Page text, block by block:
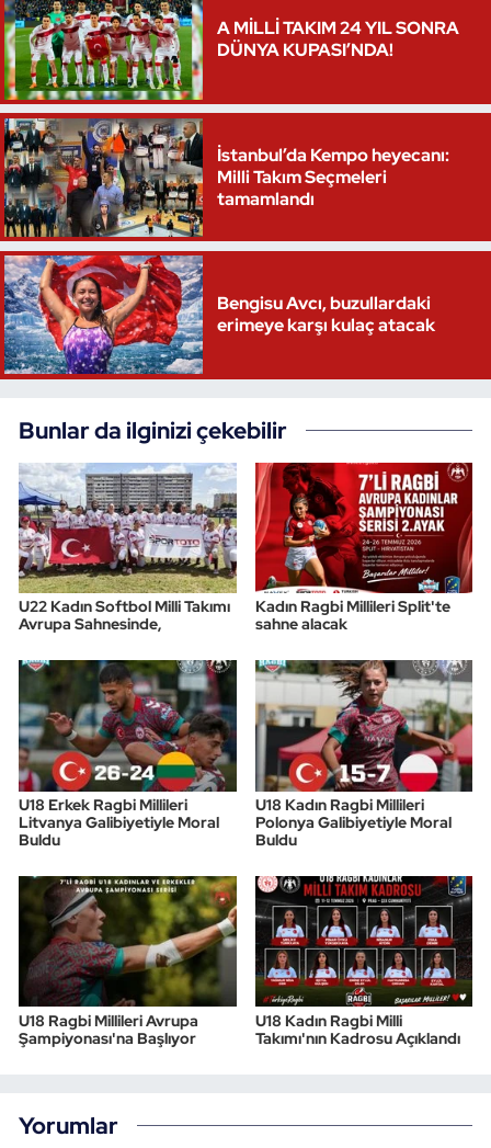
A MİLLİ TAKIM 24 YIL SONRA
DÜNYA KUPASI’NDA!
İstanbul’da Kempo heyecanı:
Milli Takım Seçmeleri
tamamlandı
Bengisu Avcı, buzullardaki
erimeye karşı kulaç atacak
Bunlar da ilginizi çekebilir
U22 Kadın Softbol Milli Takımı
Avrupa Sahnesinde,
Kadın Ragbi Millileri Split'te
sahne alacak
U18 Erkek Ragbi Millileri
Litvanya Galibiyetiyle Moral
Buldu
U18 Kadın Ragbi Millileri
Polonya Galibiyetiyle Moral
Buldu
U18 Ragbi Millileri Avrupa
Şampiyonası'na Başlıyor
U18 Kadın Ragbi Milli
Takımı'nın Kadrosu Açıklandı
Yorumlar
Triatlon
Voleybol
Vücut Geliştirme Fitness
Wushu Kungfu
Yelken
Yüzme